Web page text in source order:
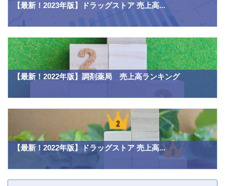
【最新！2023年版】ドラッグストア 売上高...
【最新！2022年版】調剤薬局 売上高ランキング
【最新！2022年版】ドラッグストア 売上高...